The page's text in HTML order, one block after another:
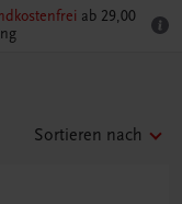
ab 29,00
Sortieren nach